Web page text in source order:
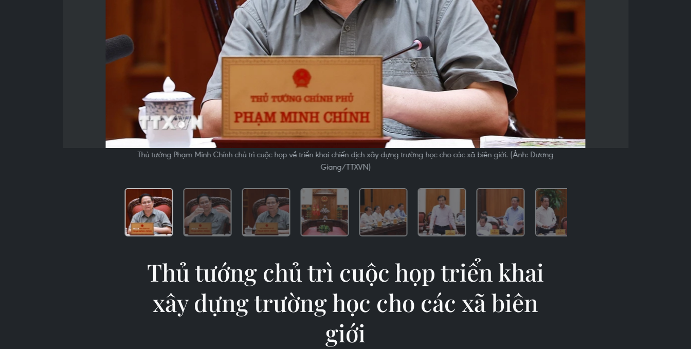
Thủ tướng Phạm Minh Chính chủ trì cuộc họp về triển khai chiến dịch xây dựng trường học cho các xã biên giới. (Ảnh: Dương
Giang/TTXVN)
Thủ tướng chủ trì cuộc họp triển khai
xây dựng trường học cho các xã biên
giới